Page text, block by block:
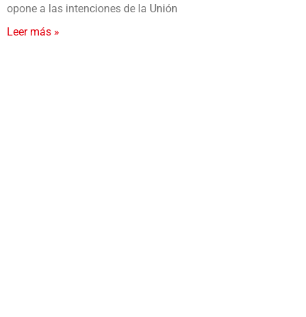
opone a las intenciones de la Unión
Leer más »